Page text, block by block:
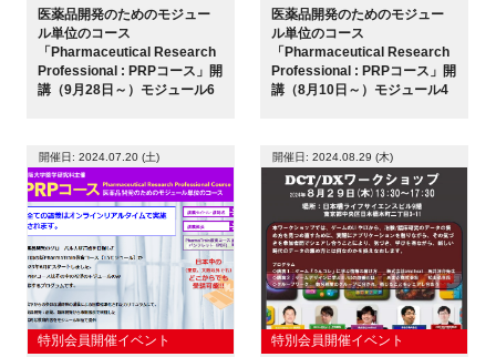
医薬品開発のためのモジュー
ル単位のコース
「Pharmaceutical Research
Professional : PRPコース」開
講（9月28日～）モジュール6
医薬品開発のためのモジュー
ル単位のコース
「Pharmaceutical Research
Professional : PRPコース」開
講（8月10日～）モジュール4
開催日: 2024.07.20 (土)
特別会員開催イベント
開催日: 2024.08.29 (木)
特別会員開催イベント